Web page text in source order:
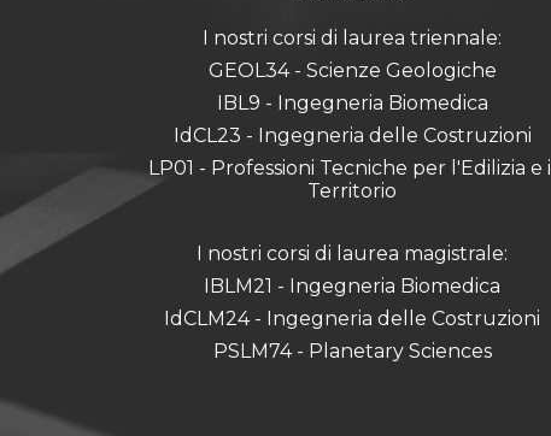
I nostri corsi di laurea triennale:
GEOL34 - Scienze Geologiche
IBL9 - Ingegneria Biomedica
IdCL23 - Ingegneria delle Costruzioni
LP01 - Professioni Tecniche per l'Edilizia e il
Territorio
I nostri corsi di laurea magistrale:
IBLM21 - Ingegneria Biomedica
IdCLM24 - Ingegneria delle Costruzioni
PSLM74 - Planetary Sciences